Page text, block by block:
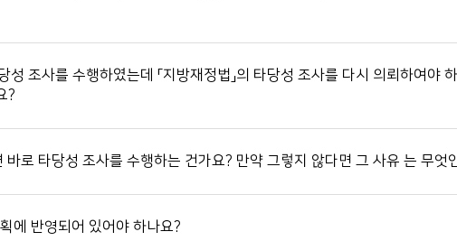
성 조사를 수행하였는데 「지방재정법」의 타당성 조사를 다시 의뢰하여야 하
?
바로 타당성 조사를 수행하는 건가요? 만약 그렇지 않다면 그 사유 는 무엇
에 반영되어 있어야 하나요?